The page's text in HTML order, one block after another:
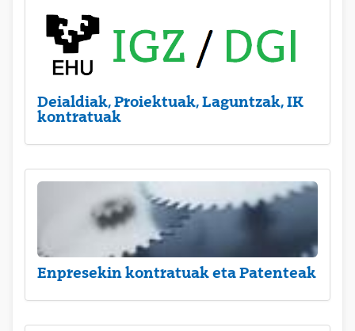
Deialdiak, Proiektuak, Laguntzak, IK
kontratuak
Enpresekin kontratuak eta Patenteak